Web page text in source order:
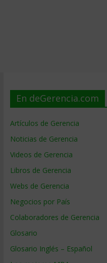
En deGerencia.com
Artículos de Gerencia
Noticias de Gerencia
Videos de Gerencia
Libros de Gerencia
Webs de Gerencia
Negocios por País
Colaboradores de Gerencia
Glosario
Glosario Inglés – Español